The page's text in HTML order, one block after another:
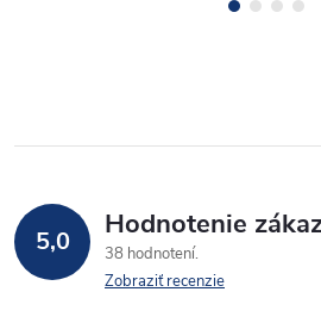
5,0 Hodnotenie
38 hodnotení
Zobraziť recenzie